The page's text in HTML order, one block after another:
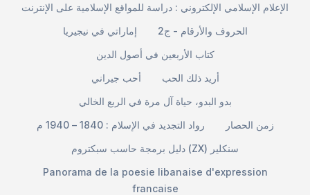
الإعلام الإسلامي الإلكتروني : دراسة للمواقع الإسلامية على الإنترنت
إماراتي في نيجيريا
الحروف والأرقام - ج2
كتاب الأربعين في أصول الدين
أحب جيراني
أريد ذلك الحب
بدو البدو، حياة آل مرة في الربع الخالي
رواد التجديد في الإسلام : 1840 – 1940 م
زمن الحصار
دليل برمجة حاسب سبكتروم (ZX) سنكلير
Panorama de la poesie libanaise d'expression
francaise